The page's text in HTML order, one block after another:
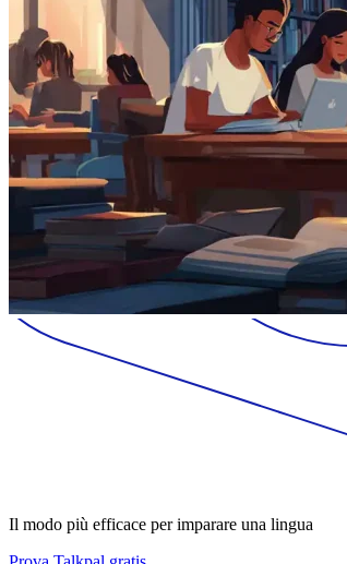
Il modo più efficace per imparare una lingua